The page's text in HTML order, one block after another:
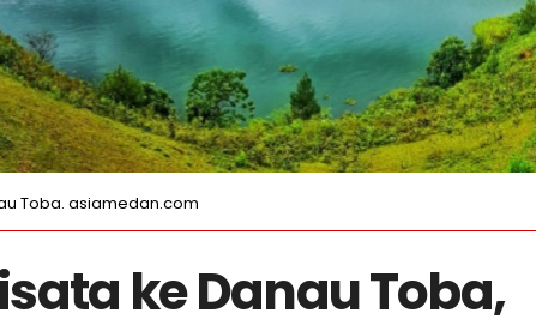
Toba. asiamedan.com
ke Danau Toba,